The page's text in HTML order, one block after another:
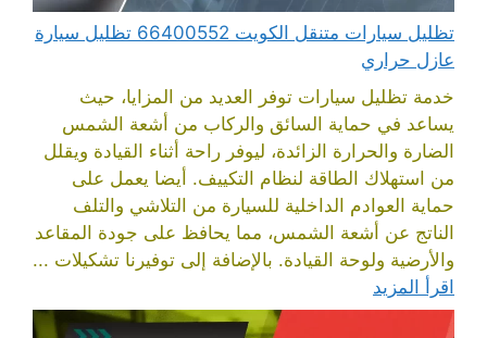
تظليل سيارات متنقل الكويت 66400552 تظليل سيارة
عازل حراري
خدمة تظليل سيارات توفر العديد من المزايا، حيث
يساعد في حماية السائق والركاب من أشعة الشمس
الضارة والحرارة الزائدة، ليوفر راحة أثناء القيادة ويقلل
من استهلاك الطاقة لنظام التكييف. أيضا يعمل على
حماية العوادم الداخلية للسيارة من التلاشي والتلف
الناتج عن أشعة الشمس، مما يحافظ على جودة المقاعد
والأرضية ولوحة القيادة. بالإضافة إلى توفيرنا تشكيلات ...
اقرأ المزيد